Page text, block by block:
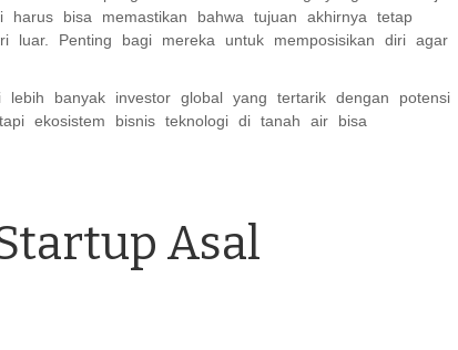
bisa memastikan bahwa tujuan akhirnya tetap
luar. Penting bagi mereka untuk memposisikan diri agar
banyak investor global yang tertarik dengan potensi
ekosistem bisnis teknologi di tanah air bisa
Asal